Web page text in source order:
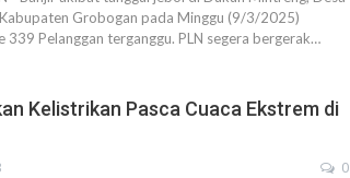
Grobogan pada Minggu (9/3/2025)
Pelanggan terganggu. PLN segera bergerak…
Kelistrikan Pasca Cuaca Ekstrem di
0